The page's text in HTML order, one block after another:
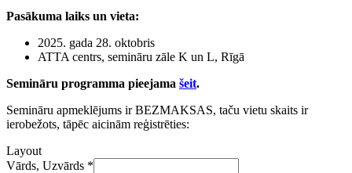
Pasākuma laiks un vieta:
2025. gada 28. oktobris
ATTA centrs, semināru zāle K un L, Rīgā
Semināru programma pieejama šeit.
Semināru apmeklējums ir BEZMAKSAS, taču vietu skaits ir
ierobežots, tāpēc aicinām reģistrēties:
Layout
Vārds, Uzvārds *